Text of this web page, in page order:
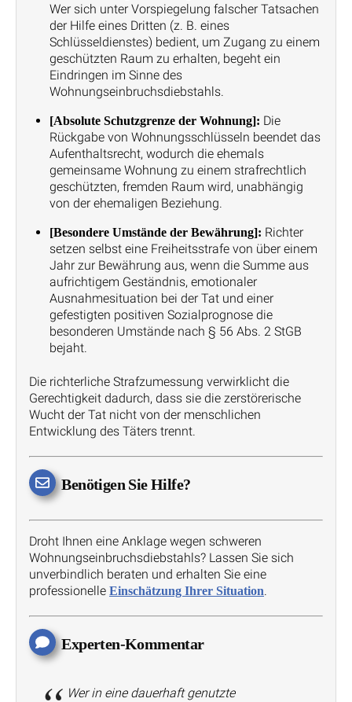
Wer sich unter Vorspiegelung falscher Tatsachen
der Hilfe eines Dritten (z. B. eines
Schlüsseldienstes) bedient, um Zugang zu einem
geschützten Raum zu erhalten, begeht ein
Eindringen im Sinne des
Wohnungseinbruchsdiebstahls.
[Absolute Schutzgrenze der Wohnung]: Die
Rückgabe von Wohnungsschlüsseln beendet das
Aufenthaltsrecht, wodurch die ehemals
gemeinsame Wohnung zu einem strafrechtlich
geschützten, fremden Raum wird, unabhängig
von der ehemaligen Beziehung.
[Besondere Umstände der Bewährung]: Richter
setzen selbst eine Freiheitsstrafe von über einem
Jahr zur Bewährung aus, wenn die Summe aus
aufrichtigem Geständnis, emotionaler
Ausnahmesituation bei der Tat und einer
gefestigten positiven Sozialprognose die
besonderen Umstände nach § 56 Abs. 2 StGB
bejaht.
Die richterliche Strafzumessung verwirklicht die
Gerechtigkeit dadurch, dass sie die zerstörerische
Wucht der Tat nicht von der menschlichen
Entwicklung des Täters trennt.
Benötigen Sie Hilfe?
Droht Ihnen eine Anklage wegen schweren
Wohnungseinbruchsdiebstahls? Lassen Sie sich
unverbindlich beraten und erhalten Sie eine
professionelle Einschätzung Ihrer Situation.
Experten-Kommentar
Wer in eine dauerhaft genutzte